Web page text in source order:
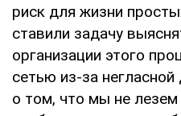
риск для жизни
ставили задачу
организации этого
сетью из-за
о том, что мы не